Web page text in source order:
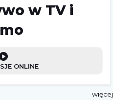
w TV i
ONLINE
więcej